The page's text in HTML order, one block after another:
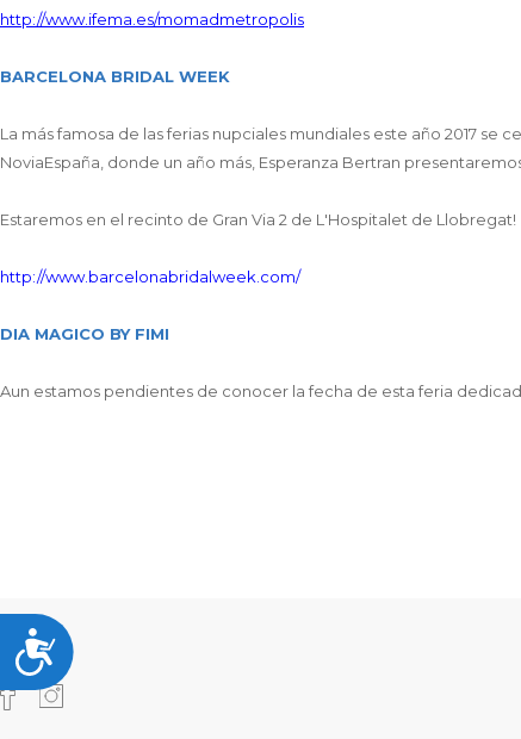
F10
abrir
menú
de
Accesibilidad
http://www.ifema.es/momadmetropolis
BARCELONA BRIDAL WEEK
La más famosa de las ferias nupciales mundiales este año 2017 se
NoviaEspaña, donde un año más, Esperanza Bertran
Estaremos en el recinto de Gran Via 2 de L'Hospitalet de Llobregat!
http://www.barcelonabridalweek.com/
DIA MAGICO BY FIMI
Aun estamos pendientes de conocer la fecha de esta feria